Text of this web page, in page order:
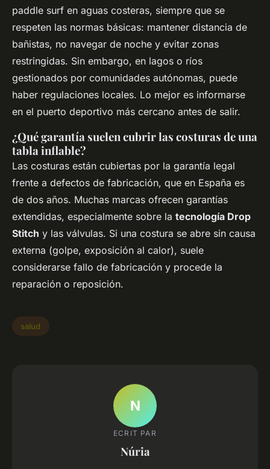
paddle surf en aguas costeras, siempre que se
respeten las normas básicas: mantener distancia de
bañistas, no navegar de noche y evitar zonas
restringidas. Sin embargo, en lagos o ríos
gestionados por comunidades autónomas, puede
haber regulaciones locales. Lo mejor es informarse
en el puerto deportivo más cercano antes de salir.
¿Qué garantía suelen cubrir las costuras de una
tabla inflable?
Las costuras están cubiertas por la garantía legal
frente a defectos de fabricación, que en España es
de dos años. Muchas marcas ofrecen garantías
extendidas, especialmente sobre la tecnología Drop
Stitch y las válvulas. Si una costura se abre sin causa
externa (golpe, exposición al calor), suele
considerarse fallo de fabricación y procede la
reparación o reposición.
salud
N
ECRIT PAR
Núria